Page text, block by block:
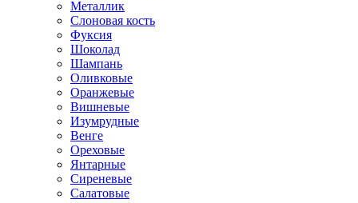
Металлик
Слоновая кость
Фуксия
Шоколад
Шампань
Оливковые
Оранжевые
Вишневые
Изумрудные
Венге
Ореховые
Янтарные
Сиреневые
Салатовые